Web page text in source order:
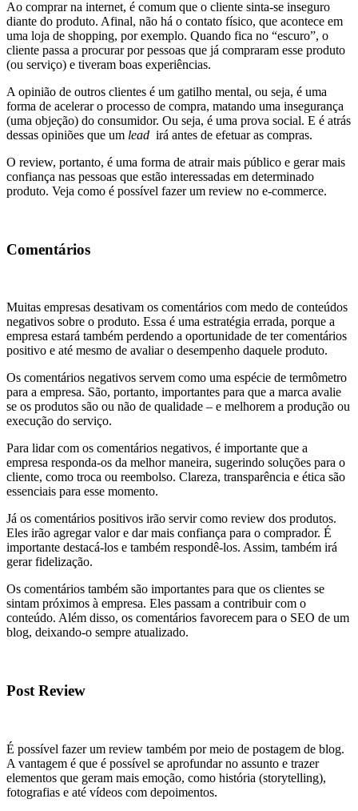
Ao comprar na internet, é comum que o cliente sinta-se inseguro
diante do produto. Afinal, não há o contato físico, que acontece em
uma loja de shopping, por exemplo. Quando fica no “escuro”, o
cliente passa a procurar por pessoas que já compraram esse produto
(ou serviço) e tiveram boas experiências.
A opinião de outros clientes é um gatilho mental, ou seja, é uma
forma de acelerar o processo de compra, matando uma insegurança
(uma objeção) do consumidor. Ou seja, é uma prova social. E é atrás
dessas opiniões que um lead irá antes de efetuar as compras.
O review, portanto, é uma forma de atrair mais público e gerar mais
confiança nas pessoas que estão interessadas em determinado
produto. Veja como é possível fazer um review no e-commerce.
Comentários
Muitas empresas desativam os comentários com medo de conteúdos
negativos sobre o produto. Essa é uma estratégia errada, porque a
empresa estará também perdendo a oportunidade de ter comentários
positivo e até mesmo de avaliar o desempenho daquele produto.
Os comentários negativos servem como uma espécie de termômetro
para a empresa. São, portanto, importantes para que a marca avalie
se os produtos são ou não de qualidade – e melhorem a produção ou
execução do serviço.
Para lidar com os comentários negativos, é importante que a
empresa responda-os da melhor maneira, sugerindo soluções para o
cliente, como troca ou reembolso. Clareza, transparência e ética são
essenciais para esse momento.
Já os comentários positivos irão servir como review dos produtos.
Eles irão agregar valor e dar mais confiança para o comprador. É
importante destacá-los e também respondê-los. Assim, também irá
gerar fidelização.
Os comentários também são importantes para que os clientes se
sintam próximos à empresa. Eles passam a contribuir com o
conteúdo. Além disso, os comentários favorecem para o SEO de um
blog, deixando-o sempre atualizado.
Post Review
É possível fazer um review também por meio de postagem de blog.
A vantagem é que é possível se aprofundar no assunto e trazer
elementos que geram mais emoção, como história (storytelling),
fotografias e até vídeos com depoimentos.